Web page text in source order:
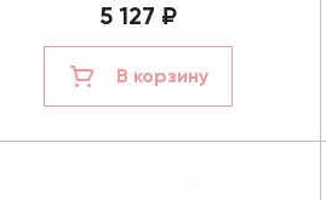
5 127 ₽
В корзину